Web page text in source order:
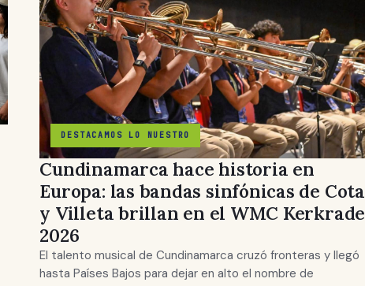
DESTACAMOS LO NUESTRO
Cundinamarca hace historia en
Europa: las bandas sinfónicas de Cota
y Villeta brillan en el WMC Kerkrade
2026
El talento musical de Cundinamarca cruzó fronteras y llegó
hasta Países Bajos para dejar en alto el nombre de